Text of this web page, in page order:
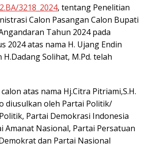
3218_2024, tentang Penelitian
Calon Pasangan Calon Bupati
Tahun 2024 pada
2024 atas nama H. Ujang Endin
H.Dadang Solihat, M.Pd. telah
atas nama Hj.Citra Pitriami,S.H.
diusulkan oleh Partai Politik/
Partai Demokrasi Indonesia
Amanat Nasional, Partai Persatuan
dan Partai Nasional